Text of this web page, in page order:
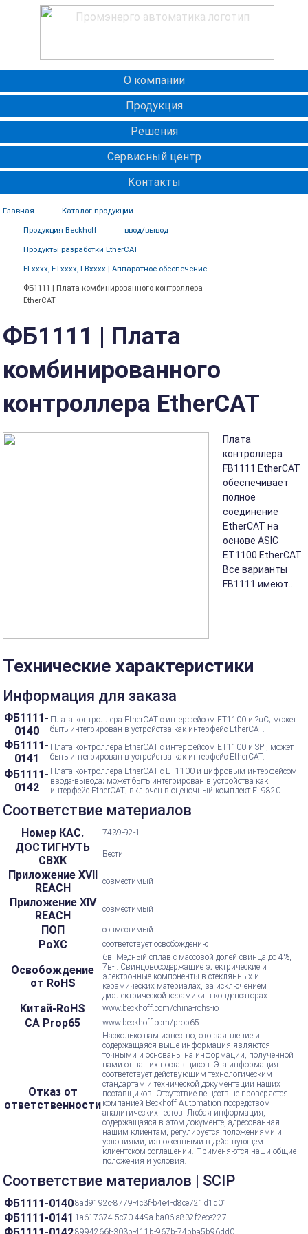
О компании
Продукция
Решения
Сервисный центр
Контакты
Главная Каталог продукции
Продукция Beckhoff ввод/вывод
Продукты разработки EtherCAT
ELxxxx, ETxxxx, FBxxxx | Аппаратное обеспечение
ФБ1111 | Плата комбинированного контроллера
EtherCAT
ФБ1111 | Плата
комбинированного
контроллера EtherCAT
Плата
контроллера
FB1111 EtherCAT
обеспечивает
полное
соединение
EtherCAT на
основе ASIC
ET1100 EtherCAT.
Все варианты
FB1111 имеют...
Технические характеристики
Информация для заказа
ФБ1111-
0140
Плата контроллера EtherCAT с интерфейсом ET1100 и ?uC; может
быть интегрирован в устройства как интерфейс EtherCAT.
ФБ1111-
0141
Плата контроллера EtherCAT с интерфейсом ET1100 и SPI; может
быть интегрирован в устройства как интерфейс EtherCAT.
ФБ1111-
0142
Плата контроллера EtherCAT с ET1100 и цифровым интерфейсом
ввода-вывода; может быть интегрирован в устройства как
интерфейс EtherCAT; включен в оценочный комплект EL9820.
Соответствие материалов
Номер КАС. 7439-92-1
ДОСТИГНУТЬ
СВХК
Вести
Приложение XVII
REACH
совместимый
Приложение XIV
REACH
совместимый
ПОП совместимый
РоХС соответствует освобождению
Освобождение
от RoHS
6в: Медный сплав с массовой долей свинца до 4%,
7в-I: Свинцовосодержащие электрические и
электронные компоненты в стеклянных и
керамических материалах, за исключением
диэлектрической керамики в конденсаторах.
Китай-RoHS www.beckhoff.com/china-rohs-io
CA Prop65 www.beckhoff.com/prop65
Отказ от
ответственности
Насколько нам известно, это заявление и
содержащаяся выше информация являются
точными и основаны на информации, полученной
нами от наших поставщиков. Эта информация
соответствует действующим технологическим
стандартам и технической документации наших
поставщиков. Отсутствие веществ не проверяется
компанией Beckhoff Automation посредством
аналитических тестов. Любая информация,
содержащаяся в этом документе, адресованная
нашим клиентам, регулируется положениями и
условиями, изложенными в действующем
клиентском соглашении. Применяются наши общие
положения и условия.
Соответствие материалов | SCIP
ФБ1111-01408ad9192c-8779-4c3f-b4e4-d8ce721d1d01
ФБ1111-0141 1a617374-5c70-449a-ba06-a832f2ece227
8994266f-303b-411b-967b-74bba5b96dd0